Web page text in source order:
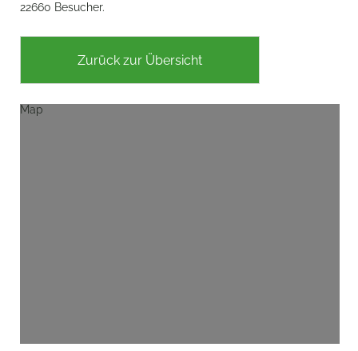
22660 Besucher.
Zurück zur Übersicht
Map